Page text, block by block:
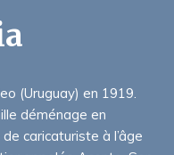
(Uruguay) en 1919.
déménage en
caricaturiste à l’âge